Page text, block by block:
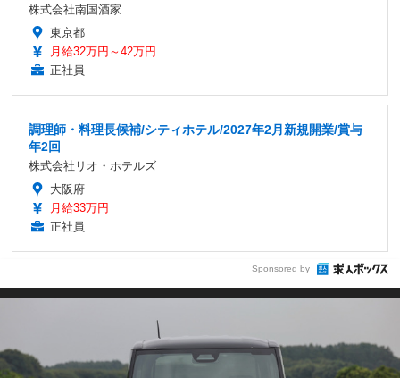
株式会社南国酒家
東京都
月給32万円～42万円
正社員
調理師・料理長候補/シティホテル/2027年2月新規開業/賞与
年2回
株式会社リオ・ホテルズ
大阪府
月給33万円
正社員
Sponsored by